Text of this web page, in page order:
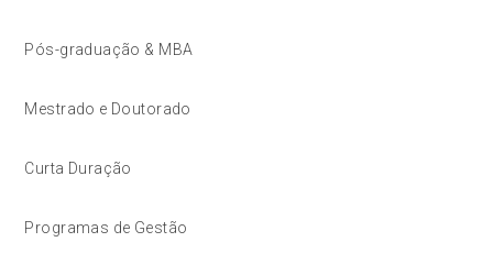
Pós-graduação & MBA
Mestrado e Doutorado
Curta Duração
Programas de Gestão